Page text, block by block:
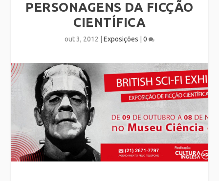
PERSONAGENS DA FICÇÃO
CIENTÍFICA
out 3, 2012 Exposições 0